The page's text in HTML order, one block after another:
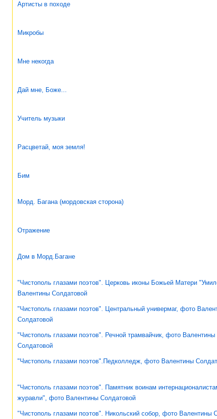
Артисты в походе
Микробы
Мне некогда
Дай мне, Боже...
Учитель музыки
Расцветай, моя земля!
Бим
Морд. Багана (мордовская сторона)
Отражение
Дом в Морд.Багане
"Чистополь глазами поэтов". Церковь иконы Божьей Матери
Валентины Солдатовой
"Чистополь глазами поэтов". Центральный универмаг, фото
Солдатовой
"Чистополь глазами поэтов". Речной трамвайчик, фото Валентины
Солдатовой
"Чистополь глазами поэтов".Педколледж, фото Валентины
"Чистополь глазами поэтов". Памятник воинам
журавли", фото Валентины Солдатовой
"Чистополь глазами поэтов". Никольский собор, фото Валентины